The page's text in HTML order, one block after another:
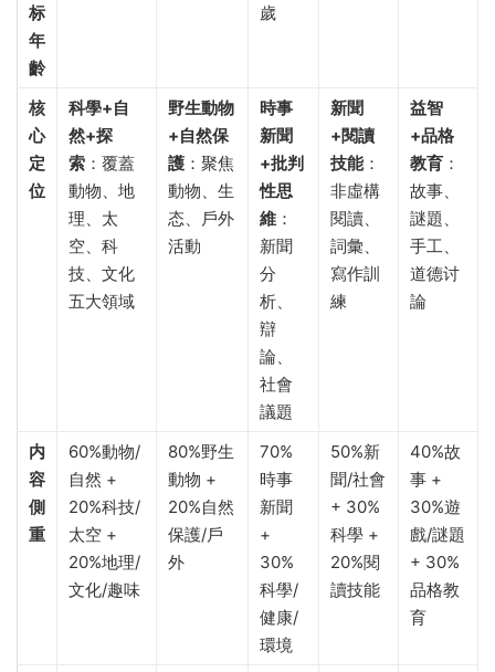
标
年
齡
歲
核
心
定
位
科學+自
然+探
索 ：覆蓋
動物、地
理、太
空、科
技、文化
五大領域
野生動物
+自然保
護 ：聚焦
動物、生
态、戶外
活動
時事
新聞
+批判
性思
維 ：
新聞
分
析、
辯
論、
社會
議題
新聞
+閱讀
技能：
非虛構
閱讀、
詞彙、
寫作訓
練
益智
+品格
教育 ：
故事、
謎題、
手工、
道德讨
論
内
容
側
重
60%動物/
自然 +
20%科技/
太空 +
20%地理/
文化/趣味
80%野生
動物 +
20%自然
保護/戶
外
70%
時事
新聞
+
30%
科學/
健康/
環境
50%新
聞/社會
+ 30%
科學 +
20%閱
讀技能
40%故
事 +
30%遊
戲/謎題
+ 30%
品格教
育